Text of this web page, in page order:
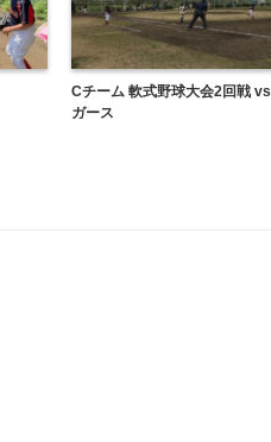
Cチーム 軟式野球大会2回戦
ガース